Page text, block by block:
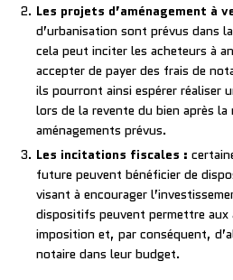
Les projets d’aménagement à
d’urbanisation sont prévus dans
cela peut inciter les acheteurs à
accepter de payer des frais de
ils pourront ainsi espérer réaliser
lors de la revente du bien après la
aménagements prévus.
Les incitations fiscales :
future peuvent bénéficier de
visant à encourager
dispositifs peuvent permettre aux
imposition et, par conséquent,
notaire dans leur budget.